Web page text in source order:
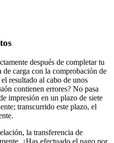
después de completar tu
de carga con la comprobación de
resultado al cabo de unos
contienen errores? No pasa
impresión en un plazo de siete
transcurrido este plazo, el
la transferencia de
¿Has efectuado el pago por